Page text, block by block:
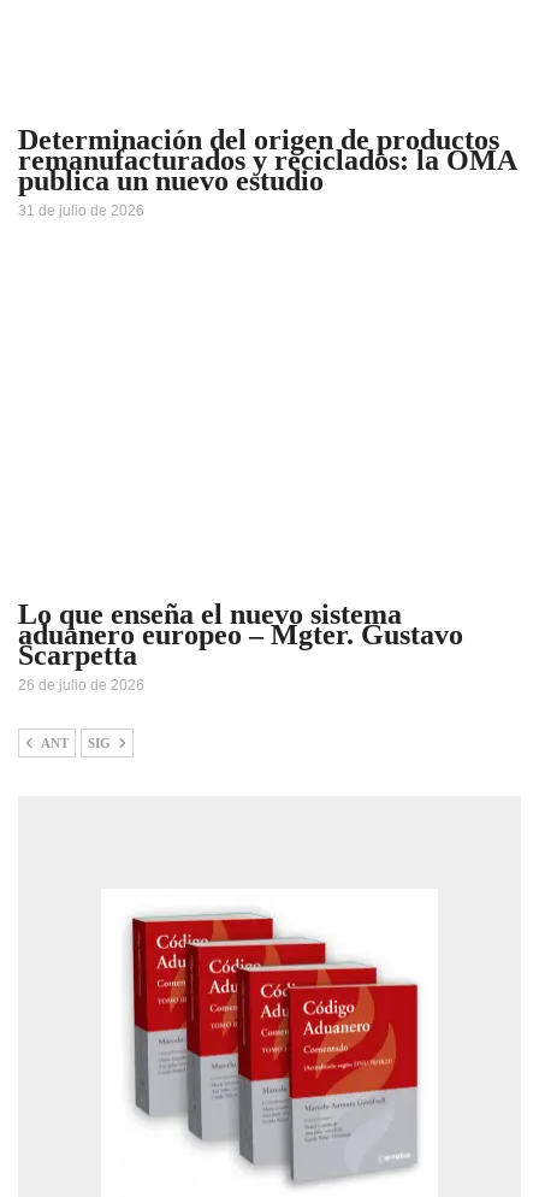
Determinación del origen de productos
remanufacturados y reciclados: la OMA
publica un nuevo estudio
31 de julio de 2026
Lo que enseña el nuevo sistema
aduanero europeo – Mgter. Gustavo
Scarpetta
26 de julio de 2026
ANT SIG